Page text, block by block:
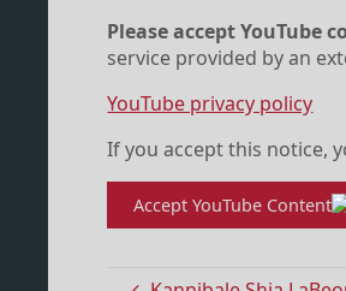
Please accept YouTube
service provided by an
YouTube privacy policy
If you accept this notice,
Accept YouTube Content